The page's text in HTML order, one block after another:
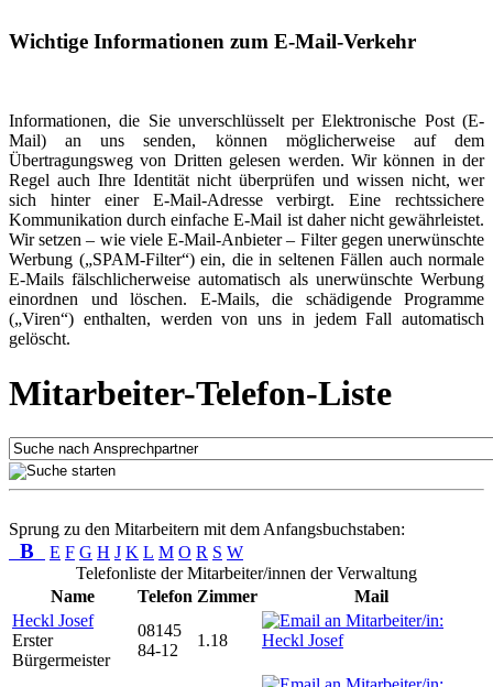
Wichtige Informationen zum E-Mail-Verkehr
Informationen, die Sie unverschlüsselt per Elektronische Post (E-
Mail) an uns senden, können möglicherweise auf dem
Übertragungsweg von Dritten gelesen werden. Wir können in der
Regel auch Ihre Identität nicht überprüfen und wissen nicht, wer
sich hinter einer E-Mail-Adresse verbirgt. Eine rechtssichere
Kommunikation durch einfache E-Mail ist daher nicht gewährleistet.
Wir setzen – wie viele E-Mail-Anbieter – Filter gegen unerwünschte
Werbung („SPAM-Filter“) ein, die in seltenen Fällen auch normale
E-Mails fälschlicherweise automatisch als unerwünschte Werbung
einordnen und löschen. E-Mails, die schädigende Programme
(„Viren“) enthalten, werden von uns in jedem Fall automatisch
gelöscht.
Mitarbeiter-Telefon-Liste
Sprung zu den Mitarbeitern mit dem Anfangsbuchstaben:
B E F G H J K L M O R S W
Telefonliste der Mitarbeiter/innen der Verwaltung
Name
Telefon Zimmer
Mail
Heckl Josef
Erster
Bürgermeister
08145
84-12
1.18